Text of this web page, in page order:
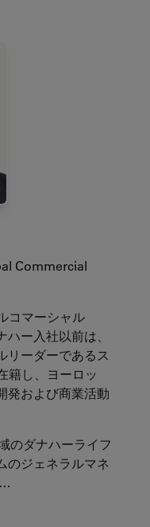
Commercial
コマーシャル
ー入社以前は、
リーダーであるス
籍し、ヨーロッ
発および商業活動
のダナハーライフ
のジェネラルマネ